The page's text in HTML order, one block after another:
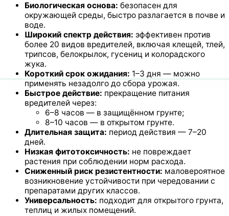
Биологическая основа: безопасен для
окружающей среды, быстро разлагается в почве и
воде.
Широкий спектр действия: эффективен против
более 20 видов вредителей, включая клещей, тлей,
трипсов, белокрылок, гусениц и колорадского
жука.
Короткий срок ожидания: 1–3 дня — можно
применять незадолго до сбора урожая.
Быстрое действие: прекращение питания
вредителей через:
6–8 часов — в защищённом грунте;
8–10 часов — в открытом грунте.
Длительная защита: период действия — 7–20
дней.
Низкая фитотоксичность: не повреждает
растения при соблюдении норм расхода.
Сниженный риск резистентности: маловероятное
возникновение устойчивости при чередовании с
препаратами других классов.
Универсальность: подходит для открытого грунта,
теплиц и жилых помещений.